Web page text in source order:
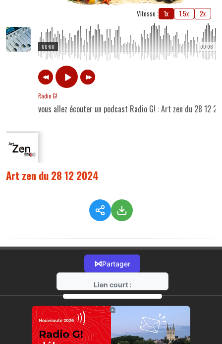
Vitesse : 1x 1.5x 2x
00:06
00:00
Radio G!
vous allez écouter un podcast Radio G! : Art zen du 28 12
Art zen du 28 12 2024
⋈Partager
Lien court :
https://radio-g.fr?16418
⧉